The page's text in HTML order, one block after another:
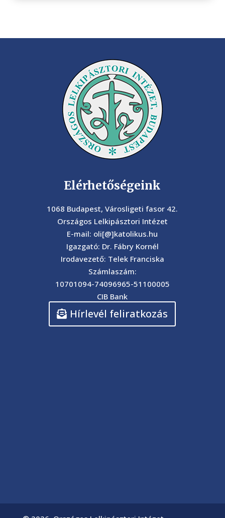
Elérhetőségeink
1068 Budapest, Városligeti fasor 42.
Országos Lelkipásztori Intézet
E-mail: oli[@]katolikus.hu
Igazgató: Dr. Fábry Kornél
Irodavezető: Telek Franciska
Számlaszám:
10701094-74096965-51100005
CIB Bank
Hírlevél feliratkozás